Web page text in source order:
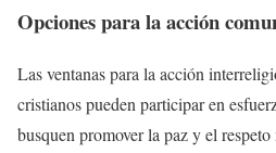
Opciones para la acción
Las ventanas para la acción
cristianos pueden participar en
busquen promover la paz y el